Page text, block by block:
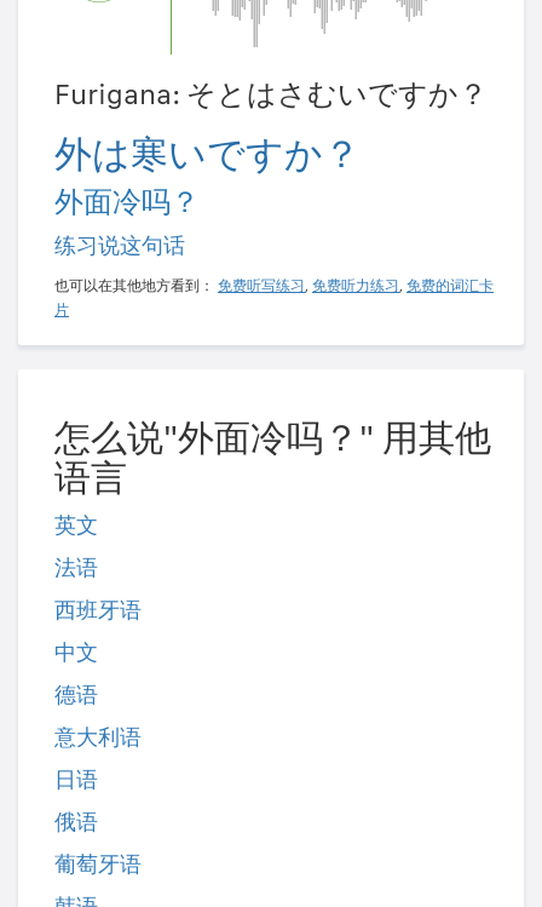
Furigana: そとはさむいですか？
外は寒いですか？
外面冷吗？
练习说这句话
也可以在其他地方看到： 免费听写练习 , 免费听力练习 , 免费的词汇卡
片
怎么说"外面冷吗？" 用其他
语言
英文
法语
西班牙语
中文
德语
意大利语
日语
俄语
葡萄牙语